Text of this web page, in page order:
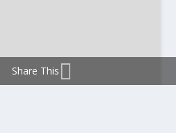
Share This